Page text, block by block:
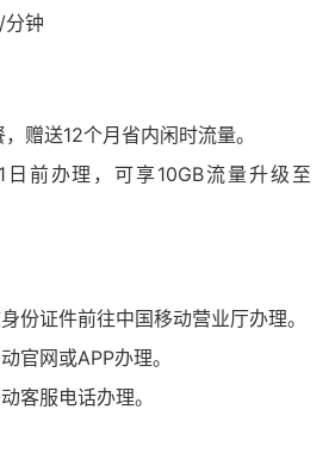
分钟
赠送12个月省内闲时流量。
前办理，可享10GB流量升级至
份证件前往中国移动营业厅办理。
官网或APP办理。
客服电话办理。